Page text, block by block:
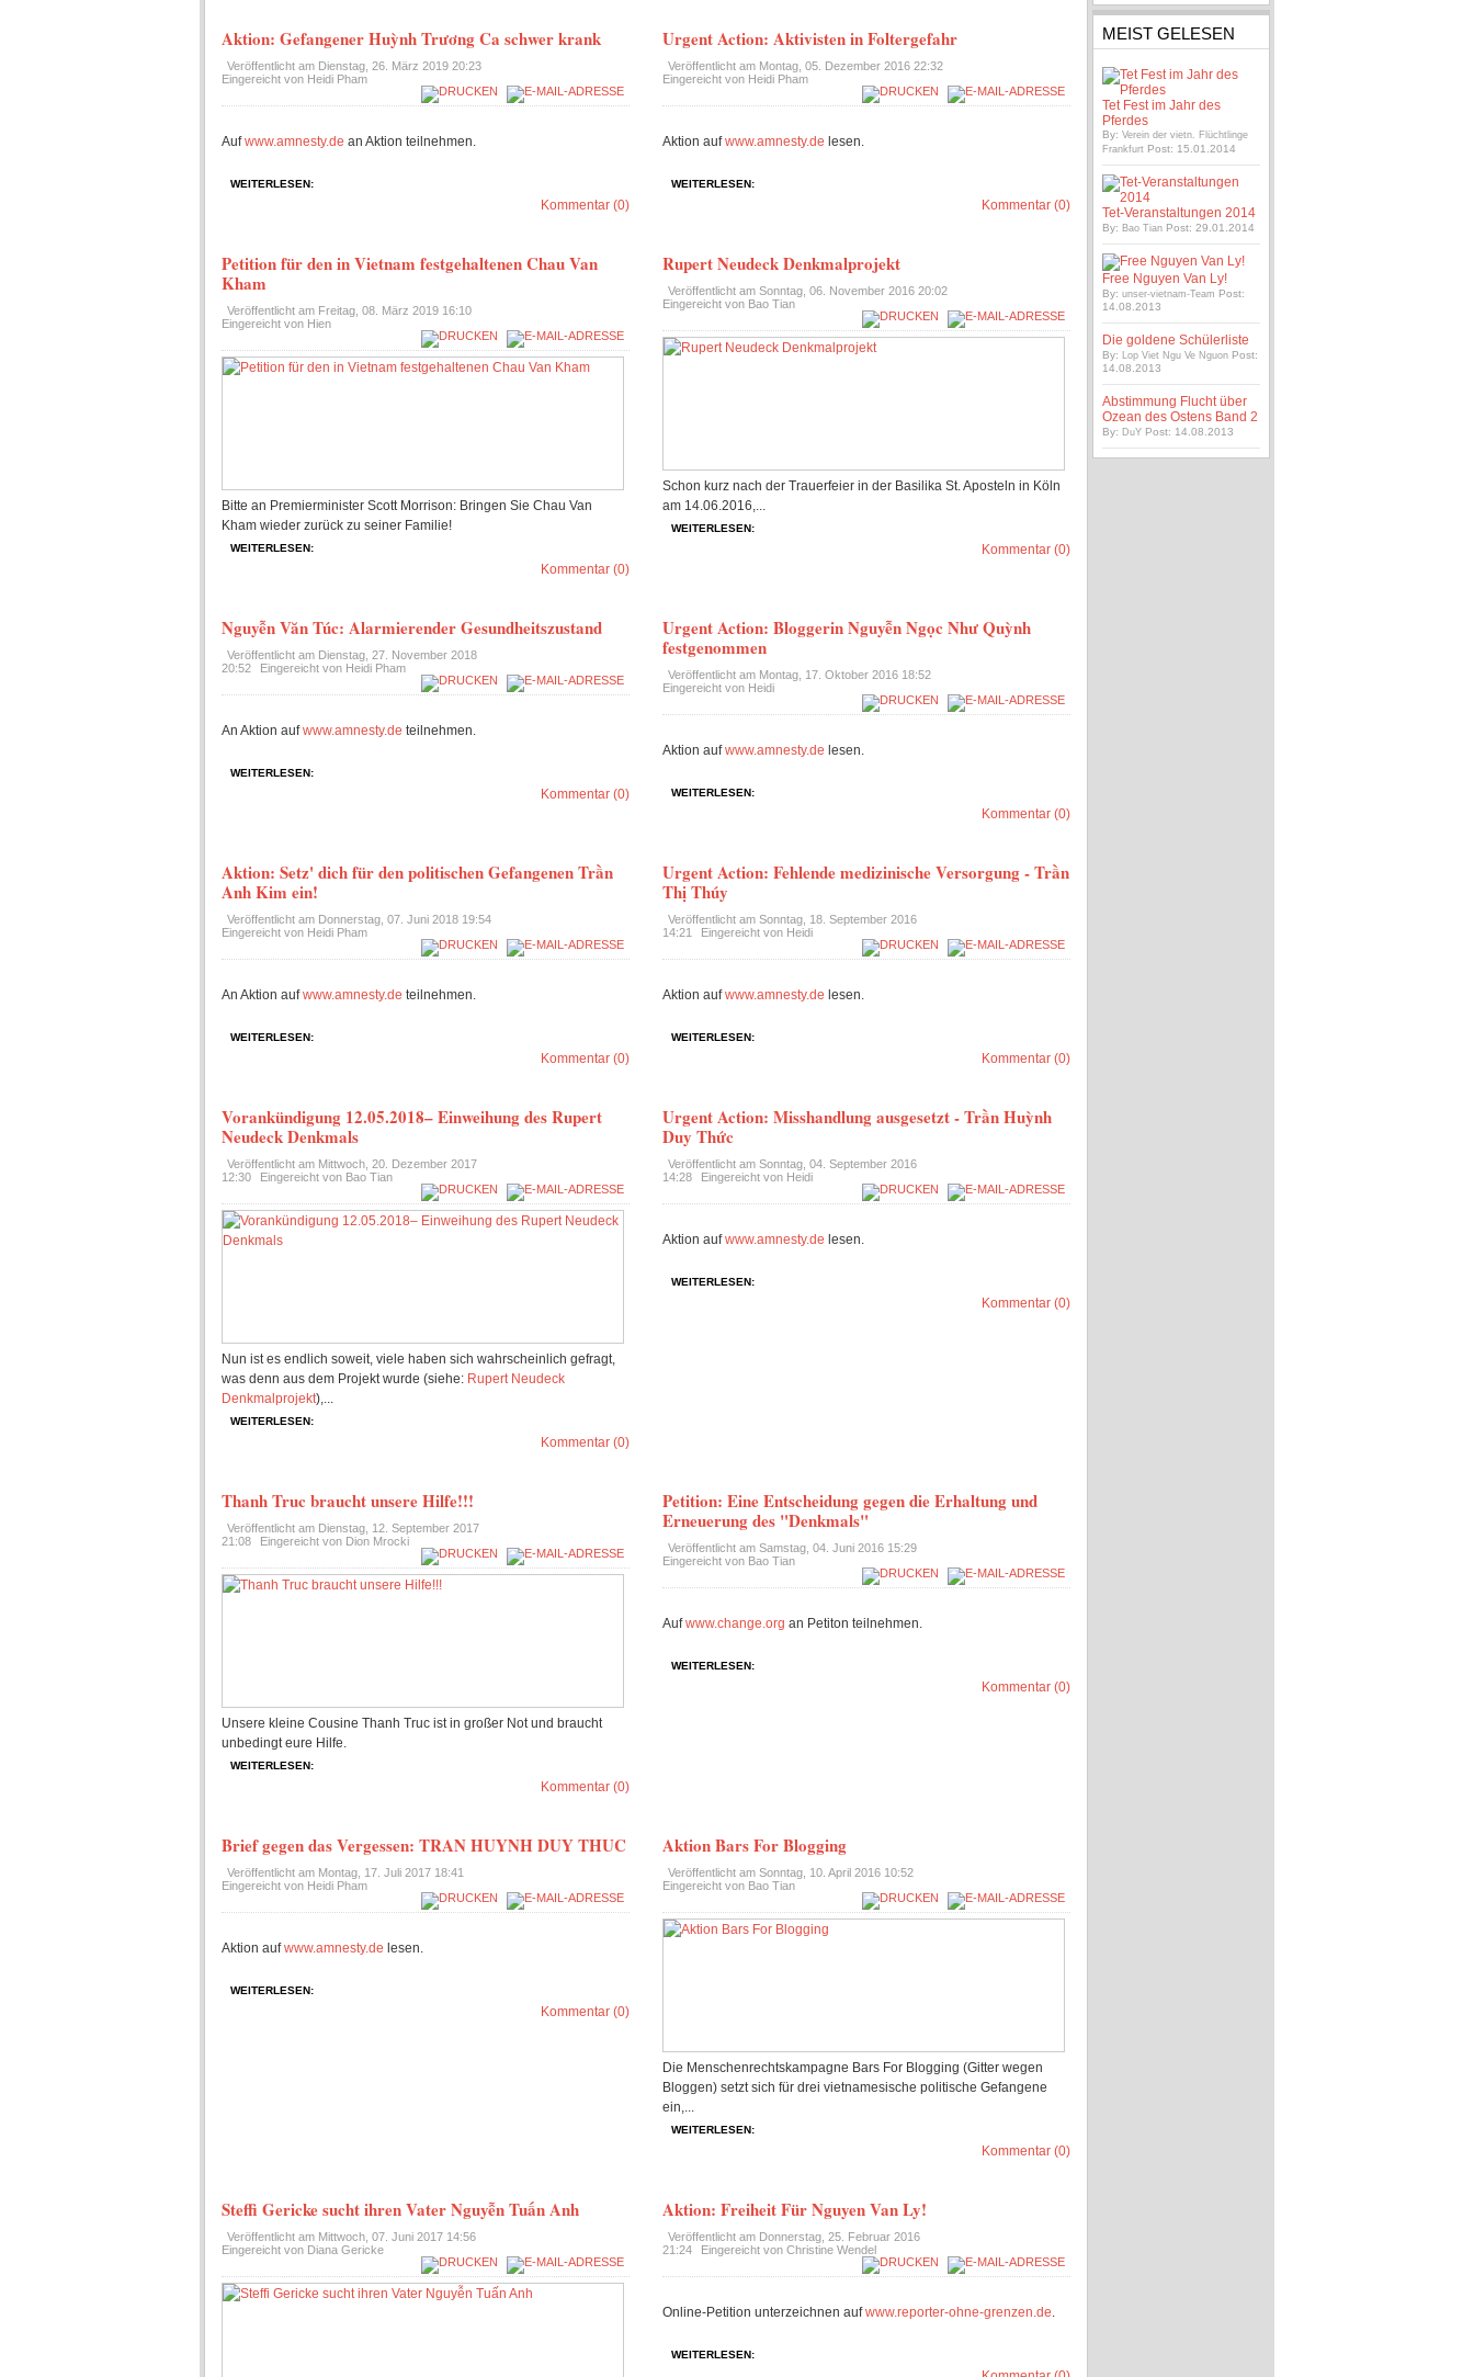
Aktion: Gefangener Huỳnh Trương Ca schwer krank
Veröffentlicht am Dienstag, 26. März 2019 20:23
Eingereicht von Heidi Pham
Aufwww.amnesty.de an Aktion teilnehmen.
WEITERLESEN:
Kommentar (0)
Urgent Action: Aktivisten in Foltergefahr
Veröffentlicht am Montag, 05. Dezember 2016 22:32
Eingereicht von Heidi Pham
Aktion aufwww.amnesty.de lesen.
WEITERLESEN:
Kommentar (0)
Petition für den in Vietnam festgehaltenen Chau Van
Kham
Veröffentlicht am Freitag, 08. März 2019 16:10
Eingereicht von Hien
Bitte an Premierminister Scott Morrison: Bringen Sie Chau Van
Kham wieder zurück zu seiner Familie!
WEITERLESEN:
Kommentar (0)
Rupert Neudeck Denkmalprojekt
Veröffentlicht amSonntag, 06. November 2016 20:02
Eingereicht von Bao Tian
Schon kurz nach der Trauerfeier in der Basilika St. Aposteln in Köln
am 14.06.2016,...
WEITERLESEN:
Kommentar (0)
Nguyễn Văn Túc: Alarmierender Gesundheitszustand
Veröffentlicht am Dienstag, 27. November 2018
20:52
Eingereicht von Heidi Pham
An Aktion aufwww.amnesty.de teilnehmen.
WEITERLESEN:
Kommentar (0)
Urgent Action: Bloggerin Nguyễn Ngọc Như Quỳnh
festgenommen
Veröffentlicht am Montag, 17. Oktober 2016 18:52
Eingereicht von Heidi
Aktion aufwww.amnesty.de lesen.
WEITERLESEN:
Kommentar (0)
Aktion: Setz' dich für den politischen Gefangenen Trần
Anh Kim ein!
Veröffentlicht am Donnerstag, 07. Juni 2018 19:54
Eingereicht von Heidi Pham
An Aktion aufwww.amnesty.de teilnehmen.
WEITERLESEN:
Kommentar (0)
Urgent Action: Fehlende medizinische Versorgung - Trần
Thị Thúy
Veröffentlicht amSonntag, 18. September 2016
14:21
Eingereicht von Heidi
Aktion aufwww.amnesty.de lesen.
WEITERLESEN:
Kommentar (0)
Vorankündigung 12.05.2018– Einweihung des Rupert
Neudeck Denkmals
Veröffentlicht am Mittwoch, 20. Dezember 2017
12:30
Eingereicht von Bao Tian
Nun ist es endlich soweit, viele haben sich wahrscheinlich gefragt,
was denn aus dem Projekt wurde (siehe: Rupert Neudeck
Denkmalprojekt),...
WEITERLESEN:
Kommentar (0)
Urgent Action: Misshandlung ausgesetzt - Trần Huỳnh
Duy Thức
Veröffentlicht amSonntag, 04. September 2016
14:28
Eingereicht von Heidi
Aktion aufwww.amnesty.de lesen.
WEITERLESEN:
Kommentar (0)
Thanh Truc braucht unsere Hilfe!!!
Veröffentlicht am Dienstag, 12. September 2017
21:08
Eingereicht von Dion Mrocki
Unsere kleine Cousine Thanh Truc ist in großer Not und braucht
unbedingt eure Hilfe.
WEITERLESEN:
Kommentar (0)
Petition: Eine Entscheidung gegen die Erhaltung und
Erneuerung des "Denkmals"
Veröffentlicht amSamstag, 04. Juni 2016 15:29
Eingereicht von Bao Tian
Aufwww.change.org an Petiton teilnehmen.
WEITERLESEN:
Kommentar (0)
Brief gegen das Vergessen: TRAN HUYNH DUY THUC
Veröffentlicht am Montag, 17. Juli 2017 18:41
Eingereicht von Heidi Pham
Aktion aufwww.amnesty.de lesen.
WEITERLESEN:
Kommentar (0)
Aktion Bars For Blogging
Veröffentlicht amSonntag, 10. April 2016 10:52
Eingereicht von Bao Tian
Die Menschenrechtskampagne Bars For Blogging (Gitter wegen
Bloggen) setzt sich für drei vietnamesische politische Gefangene
ein,...
WEITERLESEN:
Kommentar (0)
Steffi Gericke sucht ihren Vater Nguyễn Tuấn Anh
Veröffentlicht am Mittwoch, 07. Juni 2017 14:56
Eingereicht von Diana Gericke
Aktion: Freiheit Für Nguyen Van Ly!
Veröffentlicht am Donnerstag, 25. Februar 2016
21:24
Eingereicht von Christine Wendel
Online-Petition unterzeichnen aufwww.reporter-ohne-grenzen.de.
WEITERLESEN:
MEIST GELESEN
Tet Fest im Jahr des
Pferdes
By:Verein der vietn. Flüchtlinge
Frankfurt Post: 15.01.2014
Tet-Veranstaltungen 2014
By:Bao Tian Post: 29.01.2014
Free Nguyen Van Ly!
By:unser-vietnam-Team Post:
14.08.2013
Die goldene Schülerliste
By:Lop Viet Ngu Ve Nguon Post:
14.08.2013
Abstimmung Flucht über
Ozean des Ostens Band 2
By:DuY Post: 14.08.2013